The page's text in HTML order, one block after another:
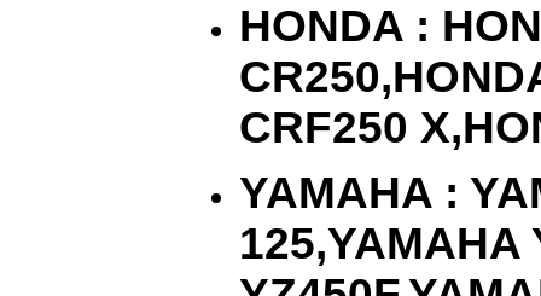
HONDA :
CR250,
CRF250 X,
YAMAHA :
125,YAMAHA